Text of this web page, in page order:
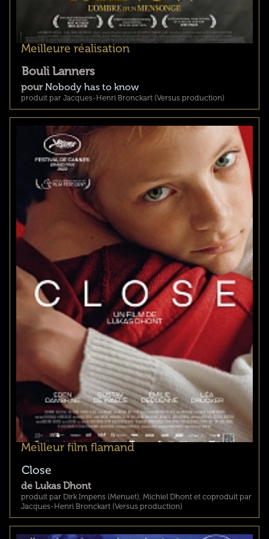
Meilleure réalisation
Bouli Lanners
pourNobody has to know
produit par Jacques-Henri Bronckart (Versus production)
Meilleur film flamand
Close
de Lukas Dhont
produit par Dirk Impens (Menuet), Michiel Dhont et coproduit par
Jacques-Henri Bronckart (Versus production)